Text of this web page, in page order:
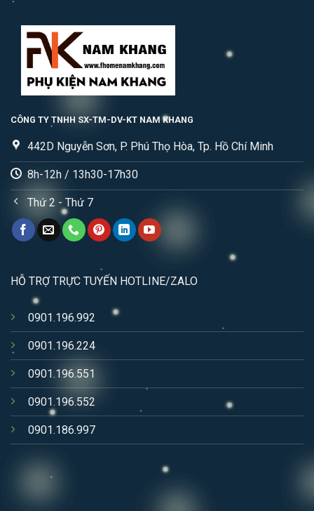
CÔNG TY TNHH SX-TM-DV-KT NAM KHANG
442D Nguyễn Sơn, P. Phú Thọ Hòa, Tp. Hồ Chí Minh
8h-12h / 13h30-17h30
Thứ 2 - Thứ 7
HỖ TRỢ TRỰC TUYẾN HOTLINE/ZALO
0901.196.992
0901.196.224
0901.196.551
0901.196.552
0901.186.997